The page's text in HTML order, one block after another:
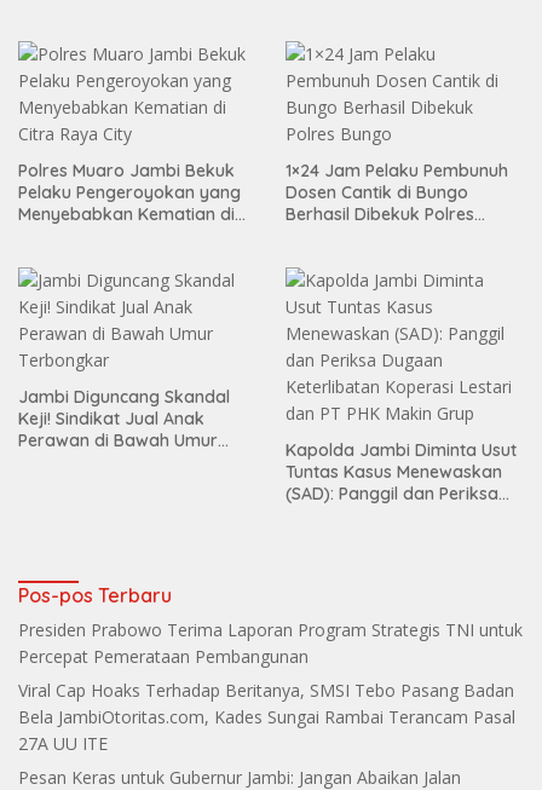
Polres Muaro Jambi Bekuk
Pelaku Pengeroyokan yang
Menyebabkan Kematian di
1×24 Jam Pelaku Pembunuh
Dosen Cantik di Bungo
Berhasil Dibekuk Polres
Jambi Diguncang Skandal
Keji! Sindikat Jual Anak
Perawan di Bawah Umur
Kapolda Jambi Diminta Usut
Tuntas Kasus Menewaskan
(SAD): Panggil dan Periksa
Pos-pos Terbaru
Presiden Prabowo Terima Laporan Program Strategis TNI untuk
Percepat Pemerataan Pembangunan
Viral Cap Hoaks Terhadap Beritanya, SMSI Tebo Pasang Badan
Bela JambiOtoritas.com, Kades Sungai Rambai Terancam Pasal
27A UU ITE
Pesan Keras untuk Gubernur Jambi: Jangan Abaikan Jalan